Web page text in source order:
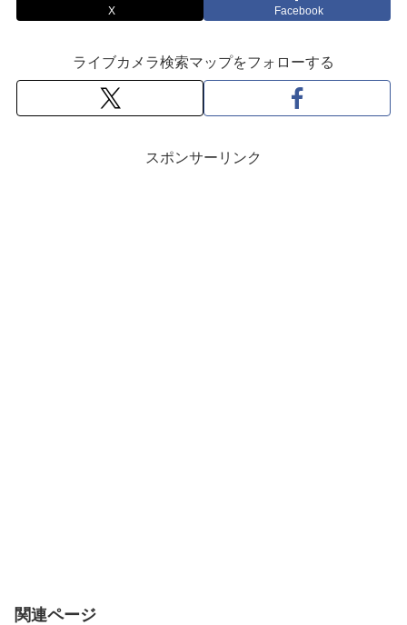
X Facebook
ライブカメラ検索マップをフォローする
スポンサーリンク
関連ページ